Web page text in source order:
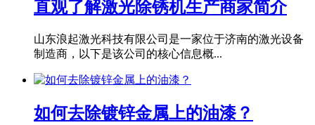
直观了解激光除锈机生产商家简介
山东浪起激光科技有限公司是一家位于济南的激光设备
制造商，以下是该公司的核心信息概...
如何去除镀锌金属上的油漆？